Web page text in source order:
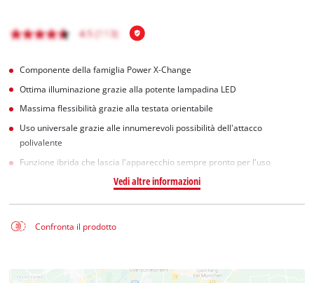
Componente della famiglia Power X-Change
Ottima illuminazione grazie alla potente lampadina LED
Massima flessibilità grazie alla testata orientabile
Uso universale grazie alle innumerevoli possibilità dell'attacco
polivalente
Funzione ibrida che lascia l'apparecchio sempre pronto per l'uso
Vedi altre informazioni
Confronta il prodotto